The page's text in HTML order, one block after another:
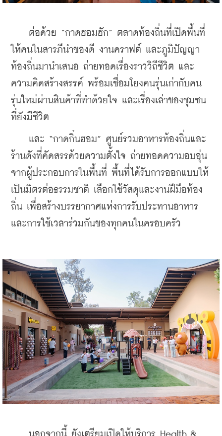
ต่อด้วย “กาดฮอมฮัก” ตลาดท้องถิ่นที่เปิดพื้นที่
ให้คนในสารภีนำของดี งานคราฟต์ และภูมิปัญญา
ท้องถิ่นมานำเสนอ ถ่ายทอดเรื่องราววิถีชีวิต และ
ความคิดสร้างสรรค์ พร้อมเชื่อมโยงคนรุ่นเก่ากับคน
รุ่นใหม่ผ่านสินค้าที่ทำด้วยใจ และเรื่องเล่าของชุมชน
ที่ยังมีชีวิต
และ “กาดกิ๋นฮอม” ศูนย์รวมอาหารท้องถิ่นและ
ร้านดังที่คัดสรรด้วยความตั้งใจ ถ่ายทอดความอบอุ่น
จากผู้ประกอบการในพื้นที่ พื้นที่ได้รับการออกแบบให้
เป็นมิตรต่อธรรมชาติ เลือกใช้วัสดุและงานฝีมือท้อง
ถิ่น เพื่อสร้างบรรยากาศแห่งการรับประทานอาหาร
และการใช้เวลาร่วมกันของทุกคนในครอบครัว
นอกจากนี้ ยังเตรียมเปิดให้บริการ Health &